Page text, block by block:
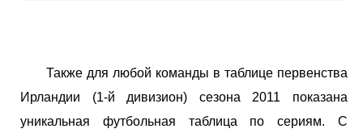
Также для любой команды в таблице первенства
Ирландии (1-й дивизион) сезона 2011 показана
уникальная футбольная таблица по сериям. С